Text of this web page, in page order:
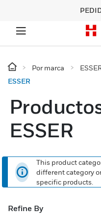
Por marca
ESSER
ESSER
This product
different category
specific products.
Refine By